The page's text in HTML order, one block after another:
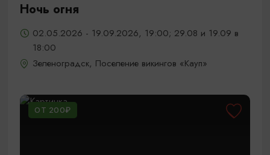
Ночь огня
02.05.2026 - 19.09.2026, 19:00; 29.08 и 19.09 в
18:00
Зеленоградск, Поселение викингов «Кауп»
ОТ 200₽